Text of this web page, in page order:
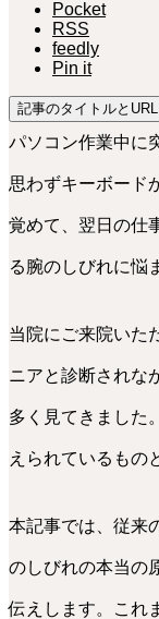
Pocket
RSS
feedly
Pin it
記事のタイトルと
パソコン作業中に
思わずキーボード
覚めて、翌日の仕
る腕のしびれに悩
当院にご来院いた
ニアと診断されな
多く見てきました
えられているもの
本記事では、従来
のしびれの本当の
伝えします。これ